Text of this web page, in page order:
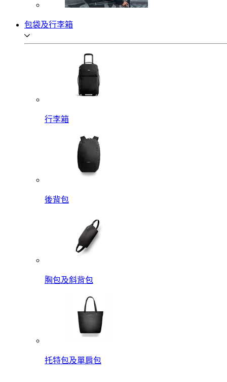
包袋及行李箱
行李箱
後背包
胸包及斜背包
托特包及單肩包